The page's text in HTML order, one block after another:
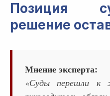
Позиция
решение
Мнение эксперта:
«Суды перешли к